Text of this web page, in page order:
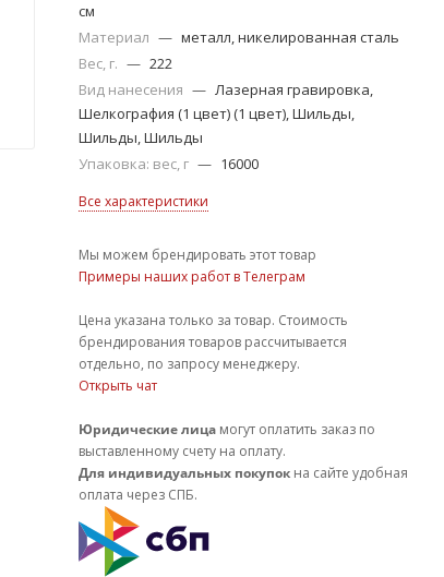
см
Материал — металл, никелированная сталь
Вес, г. — 222
Вид нанесения — Лазерная гравировка,
Шелкография (1 цвет) (1 цвет), Шильды,
Шильды, Шильды
Упаковка: вес, г — 16000
Все характеристики
Мы можем брендировать этот товар
Примеры наших работ в Телеграм
Цена указана только за товар. Стоимость
брендирования товаров рассчитывается
отдельно, по запросу менеджеру.
Открыть чат
Юридические лица могут оплатить заказ по
выставленному счету на оплату.
Для индивидуальных покупок на сайте удобная
оплата через СПБ.